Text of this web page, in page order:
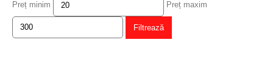
Preț minim Preț maxim
Filtrează